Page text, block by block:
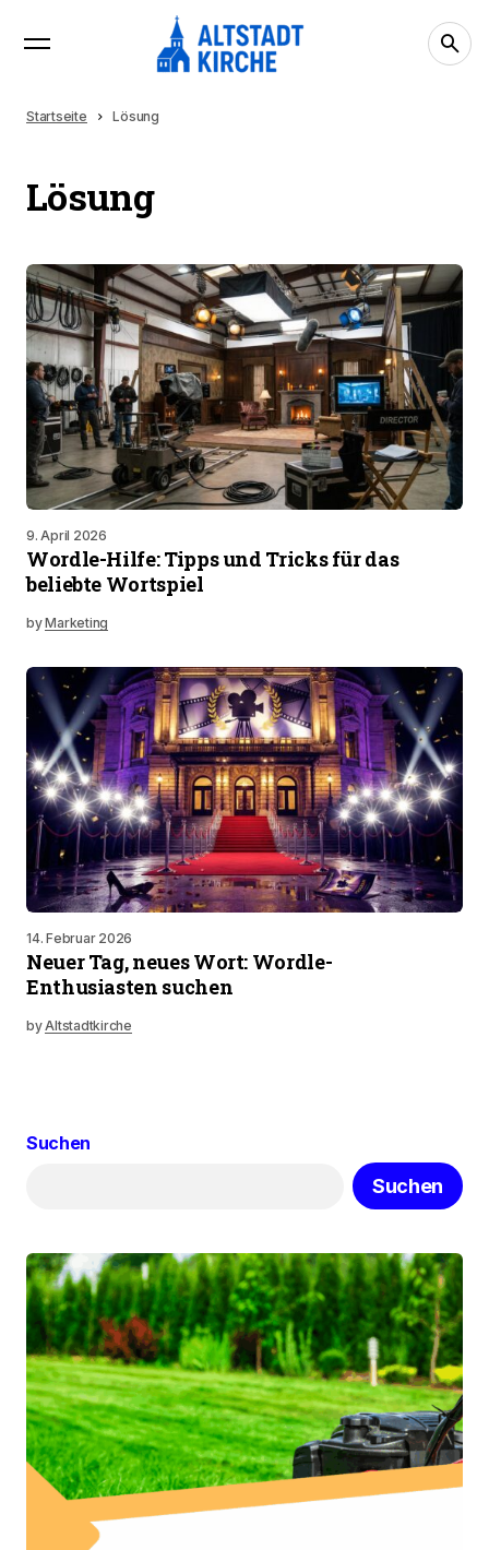
Startseite Lösung
Lösung
9. April 2026
Wordle-Hilfe: Tipps und Tricks für das
beliebte Wortspiel
byMarketing
14. Februar 2026
Neuer Tag, neues Wort: Wordle-
Enthusiasten suchen
byAltstadtkirche
Suchen
Suchen